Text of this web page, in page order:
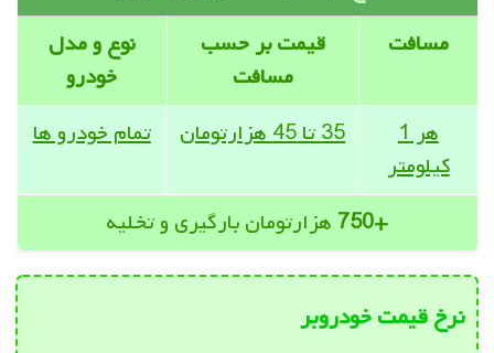
مسافت
قیمت بر حسب
مسافت
نوع و مدل
خودرو
هر 1
کیلومتر
35 تا 45 هزارتومان تمام خودرو ها
+750 هزارتومان بارگیری و تخلیه
نرخ قیمت خودروبر